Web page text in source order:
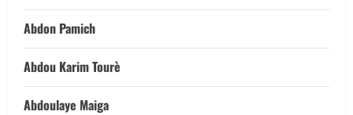
Abdon Pamich
Abdou Karim Tourè
Abdoulaye Maiga